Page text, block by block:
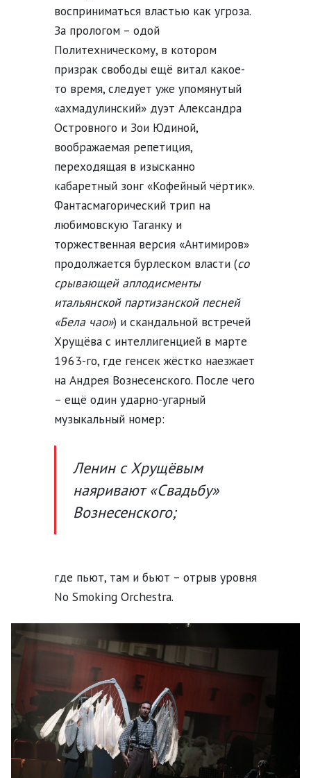
восприниматься властью как угроза.
За прологом – одой
Политехническому, в котором
призрак свободы ещё витал какое-
то время, следует уже упомянутый
«ахмадулинский» дуэт Александра
Островного и Зои Юдиной,
воображаемая репетиция,
переходящая в изысканно
кабаретный зонг «Кофейный чёртик».
Фантасмагорический трип на
любимовскую Таганку и
торжественная версия «Антимиров»
продолжается бурлеском власти (со
срывающей аплодисменты
итальянской партизанской песней
«Бела чао») и скандальной встречей
Хрущёва с интеллигенцией в марте
1963-го, где генсек жёстко наезжает
на Андрея Вознесенского. После чего
– ещё один ударно-угарный
музыкальный номер:
Ленин с Хрущёвым
наяривают «Свадьбу»
Вознесенского;
где пьют, там и бьют – отрыв уровня
No Smoking Orchestra.